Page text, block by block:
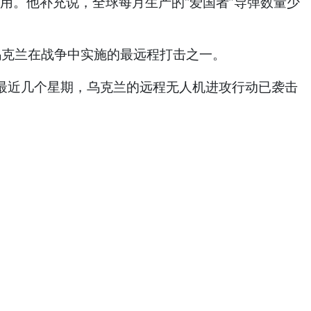
兰在战争中实施的最远程打击之一。
几个星期，乌克兰的远程无人机进攻行动已袭击